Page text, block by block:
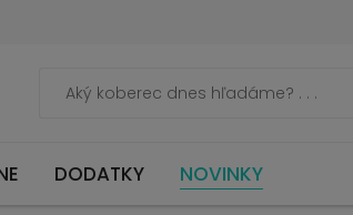
DODATKY NOVINKY